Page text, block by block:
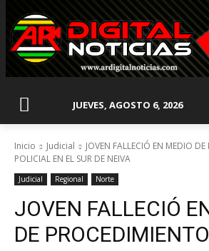
JUEVES, AGOSTO 6, 2026
Inicio Judicial
JOVEN FALLECIÓ EN MEDIO
POLICIAL EN EL SUR DE NEIVA
Judicial Regional Norte
JOVEN FALLECIÓ
DE